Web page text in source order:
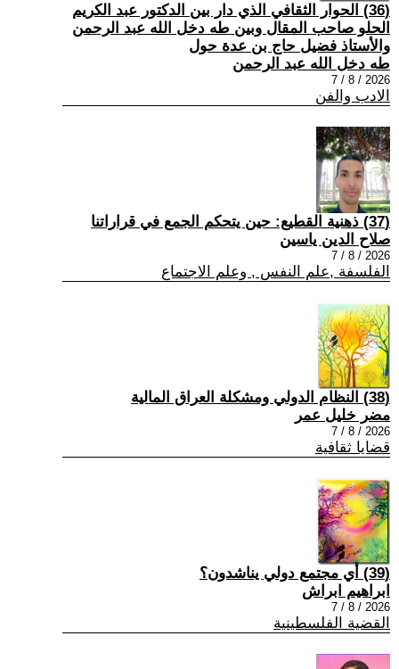
(36) الحوار الثقافي الذي دار بين الدكتور عبد الكريم
الحلو صاحب المقال وبين طه دخل الله عبد الرحمن
والأستاذ فضيل حاج بن عدة حول
طه دخل الله عبد الرحمن
2026 / 8 / 7
الادب والفن
(37) ذهنية القطيع: حين يتحكم الجمع في قراراتنا
صلاح الدين ياسين
2026 / 8 / 7
الفلسفة ,علم النفس , وعلم الاجتماع
(38) النظام الدولي ومشكلة العراق المالية
مضر خليل عمر
2026 / 8 / 7
قضايا ثقافية
(39) أي مجتمع دولي يناشدون؟
ابراهيم ابراش
2026 / 8 / 7
القضية الفلسطينية